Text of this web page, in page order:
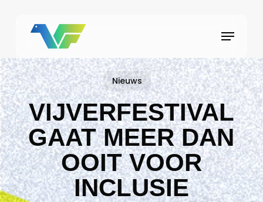
Menu
Nieuws
VIJVERFESTIVAL
GAAT MEER DAN
OOIT VOOR
INCLUSIE